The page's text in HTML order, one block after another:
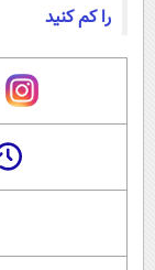
را کم کنید